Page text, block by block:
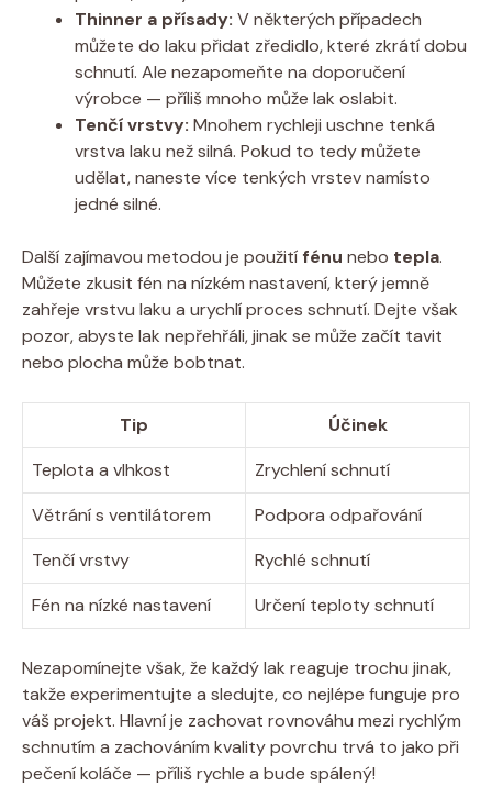
Thinner a přísady: V některých případech
můžete do laku přidat zředidlo, které zkrátí dobu
schnutí. Ale nezapomeňte na doporučení
výrobce — příliš mnoho může lak oslabit.
Tenčí vrstvy: Mnohem rychleji uschne tenká
vrstva laku než silná. Pokud to tedy můžete
udělat, naneste více tenkých vrstev namísto
jedné silné.
Další zajímavou metodou je použití fénu nebo tepla.
Můžete zkusit fén na nízkém nastavení, který jemně
zahřeje vrstvu laku a urychlí proces schnutí. Dejte však
pozor, abyste lak nepřehřáli, jinak se může začít tavit
nebo plocha může bobtnat.
Tip
Účinek
Teplota a vlhkost
Zrychlení schnutí
Větrání s ventilátorem
Podpora odpařování
Tenčí vrstvy
Rychlé schnutí
Fén na nízké nastavení
Určení teploty schnutí
Nezapomínejte však, že každý lak reaguje trochu jinak,
takže experimentujte a sledujte, co nejlépe funguje pro
váš projekt. Hlavní je zachovat rovnováhu mezi rychlým
schnutím a zachováním kvality povrchu trvá to jako při
pečení koláče — příliš rychle a bude spálený!